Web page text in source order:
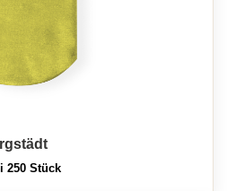
250 Stück